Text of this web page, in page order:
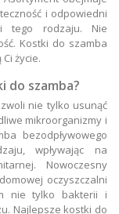
i odpowiedni
tego rodzaju. Nie
Kostki do szamba
życie.
do szamba?
nie tylko usunąć
mikroorganizmy i
bezodpływowego
wpływając na
Nowoczesny
oczyszczalni
nie tylko bakterii i
Najlepsze kostki do